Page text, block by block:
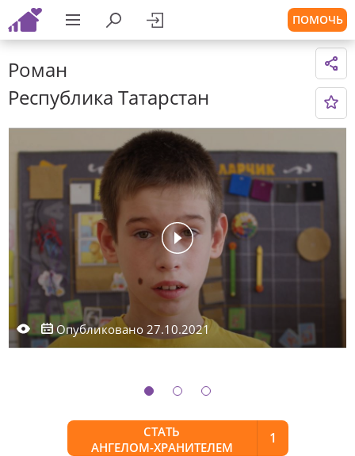
ПОМОЧЬ
Роман
Республика Татарстан
Опубликовано 27.10.2021
СТАТЬ
АНГЕЛОМ-ХРАНИТЕЛЕМ
1